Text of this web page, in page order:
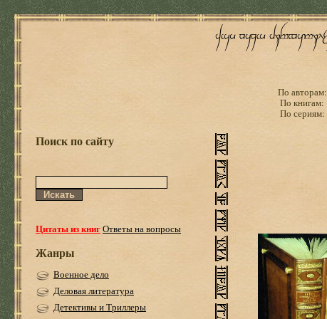
По авторам:
По книгам:
По сериям:
Поиск по сайту
Цитаты из книгОтветы на вопросы
Жанры
Военное дело
Деловая литература
Детективы и Триллеры